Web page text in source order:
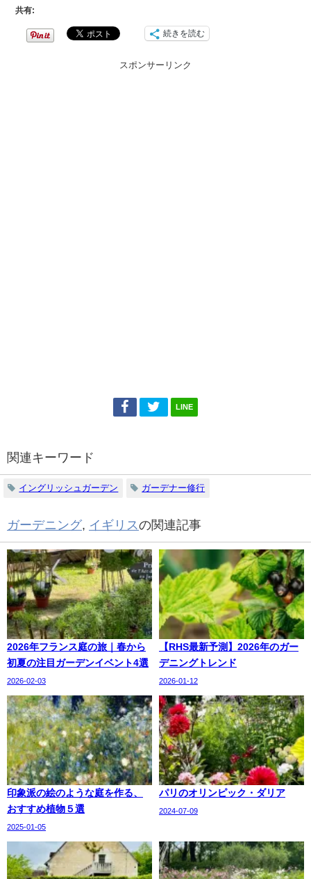
共有:
続きを読む
スポンサーリンク
LINE
関連キーワード
イングリッシュガーデン ガーデナー修行
ガーデニング, イギリスの関連記事
2026年フランス庭の旅｜春から
初夏の注目ガーデンイベント4選
2026-02-03
【RHS最新予測】2026年のガー
デニングトレンド
2026-01-12
印象派の絵のような庭を作る、
おすすめ植物５選
2025-01-05
パリのオリンピック・ダリア
2024-07-09